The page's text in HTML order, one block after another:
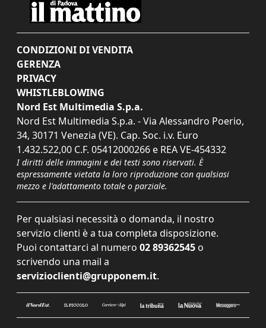
CONDIZIONI DI VENDITA
GERENZA
PRIVACY
WHISTLEBLOWING
Nord Est Multimedia S.p.a.
Nord Est Multimedia S.p.a. - Via Alessandro Poerio,
34, 30171 Venezia (VE). Cap. Soc. i.v. Euro
1.432.522,00 C.F. 05412000266 e REA VE-454332
I diritti delle immagini e dei testi sono riservati. È
espressamente vietata la loro riproduzione con qualsiasi
mezzo e l'adattamento totale o parziale.
Per qualsiasi necessità o domanda, il nostro
servizio clienti è a tua completa disposizione.
Puoi contattarci al numero 02 89362545 o
scrivendo una mail a
servizioclienti@grupponem.it.